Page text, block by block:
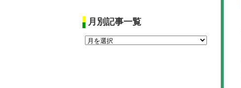
月別記事一覧